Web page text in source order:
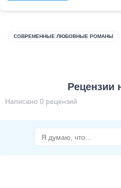
СОВРЕМЕННЫЕ ЛЮБОВНЫЕ РОМАНЫ
Рецензии
Написано 0 рецензий